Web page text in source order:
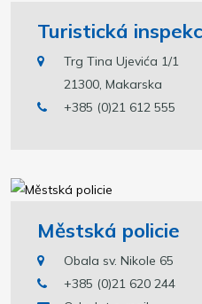
Turistická
Trg Tina Ujevića 1/1
21300, Makarska
+385 (0)21 612 555
Městská policie
Obala sv. Nikole 65
+385 (0)21 620 244